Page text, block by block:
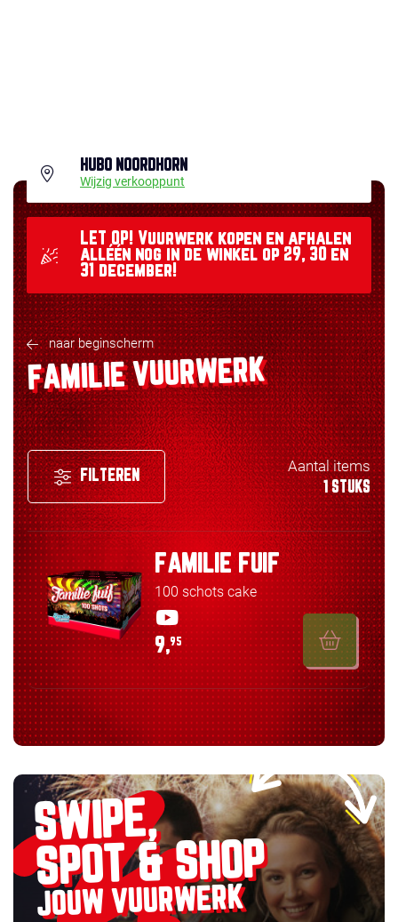
HUBO NOORDHORN
Wijzig verkooppunt
LET OP! Vuurwerk kopen en afhalen
alléén nog in de winkel op 29, 30 en
31 december!
naar beginscherm
FAMILIE VUURWERK
FILTEREN
Aantal items
1 STUKS
FAMILIE FUIF
100 schots cake
9,95
SWIPE,
SPOT & SHOP
JOUW VUURWERK